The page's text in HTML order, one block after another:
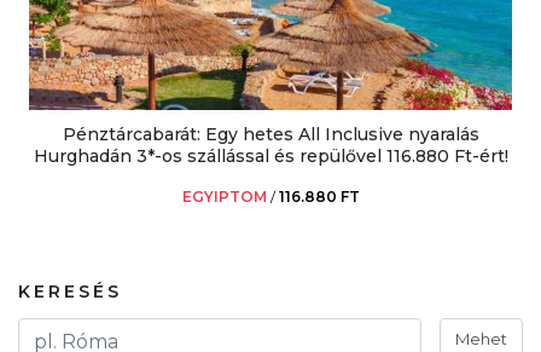
Pénztárcabarát: Egy hetes All Inclusive nyaralás
Hurghadán 3*-os szállással és repülővel 116.880 Ft-ért!
EGYIPTOM /116.880 FT
KERESÉS
Mehet